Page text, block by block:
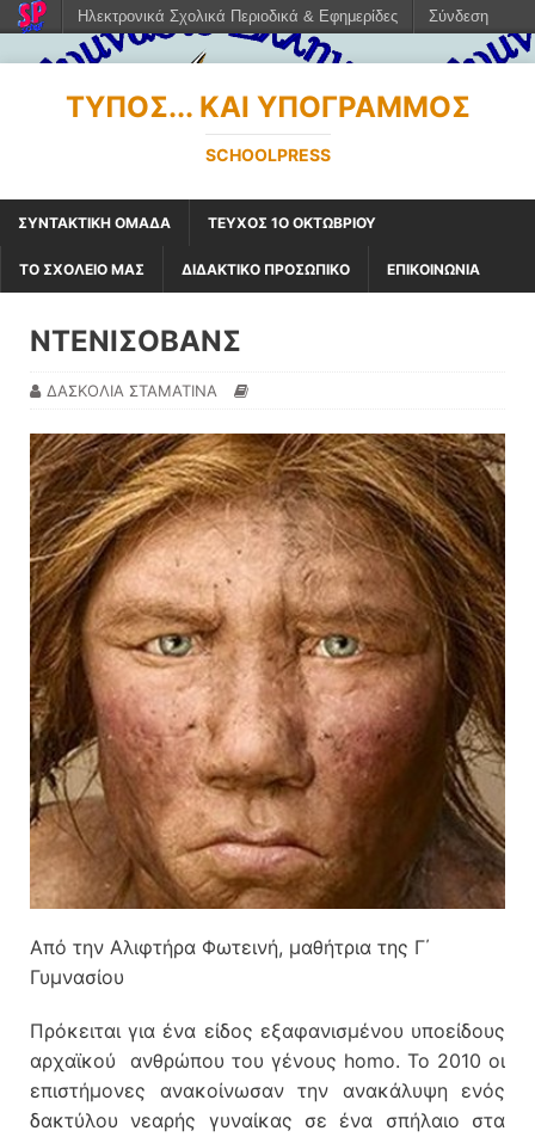
ΤΎΠΟΣ... ΚΑΙ ΥΠΟΓΡΑΜΜΌΣ
SCHOOLPRESS
ΣΥΝΤΑΚΤΙΚΗ ΟΜΑΔΑ ΤΕΥΧΟΣ 1Ο ΟΚΤΩΒΡΙΟΥ
ΤΟ ΣΧΟΛΕΙΟ ΜΑΣ ΔΙΔΑΚΤΙΚΟ ΠΡΟΣΩΠΙΚΟ ΕΠΙΚΟΙΝΩΝΙΑ
ΝΤΕΝΙΣΟΒΑΝΣ
ΔΑΣΚΟΛΙΑ ΣΤΑΜΑΤΙΝΑ
Από την Αλιφτήρα Φωτεινή, μαθήτρια της Γ΄
Γυμνασίου
Πρόκειται για ένα είδος εξαφανισμένου υποείδους
αρχαϊκού ανθρώπου του γένους homo. Το 2010 οι
επιστήμονες ανακοίνωσαν την ανακάλυψη ενός
δακτύλου νεαρής γυναίκας σε ένα σπήλαιο στα
Ηλεκτρονικά Σχολικά Περιοδικά & Εφημερίδες Σύνδεση